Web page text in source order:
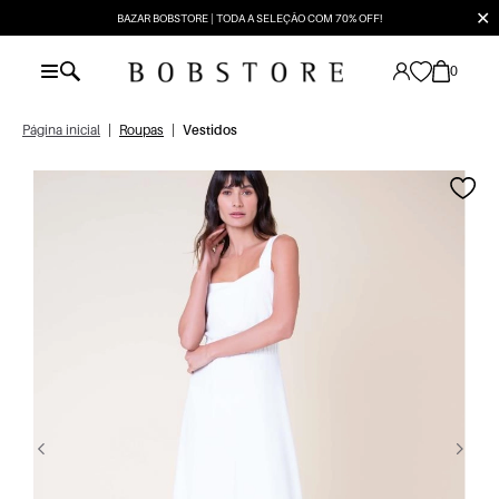
BAZAR BOBSTORE | TODA A SELEÇÃO COM 70% OFF! ✕
0
Página inicial Roupas Vestidos